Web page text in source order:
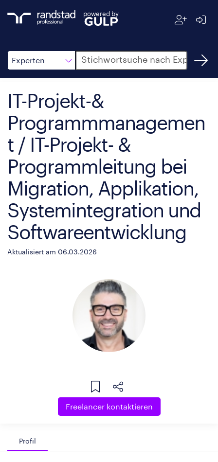
powered by
Experten
Suche
IT-Projekt-&
Programmmanagemen
t / IT-Projekt- &
Programmleitung bei
Migration, Applikation,
Systemintegration und
Softwareentwicklung
Aktualisiert am 06.03.2026
Freelancer kontaktieren
Profil